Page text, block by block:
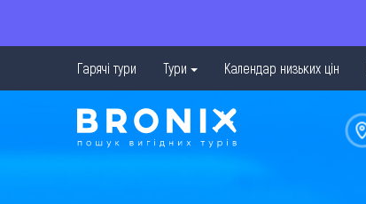
Гарячі тури Тури Календар низьких цін